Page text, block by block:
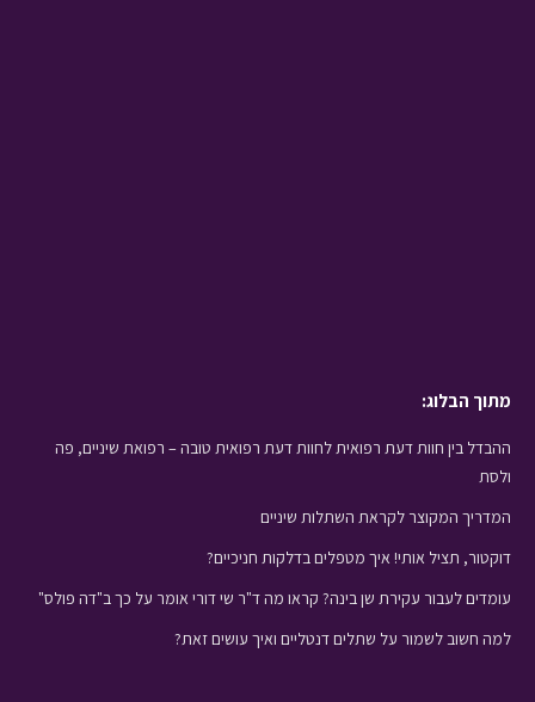
מתוך הבלוג:
ההבדל בין חוות דעת רפואית לחוות דעת רפואית טובה – רפואת שיניים, פה
ולסת
המדריך המקוצר לקראת השתלות שיניים
דוקטור, תציל אותי! איך מטפלים בדלקות חניכיים?
עומדים לעבור עקירת שן בינה? קראו מה ד"ר שי דורי אומר על כך ב"דה פולס"
למה חשוב לשמור על שתלים דנטליים ואיך עושים זאת?